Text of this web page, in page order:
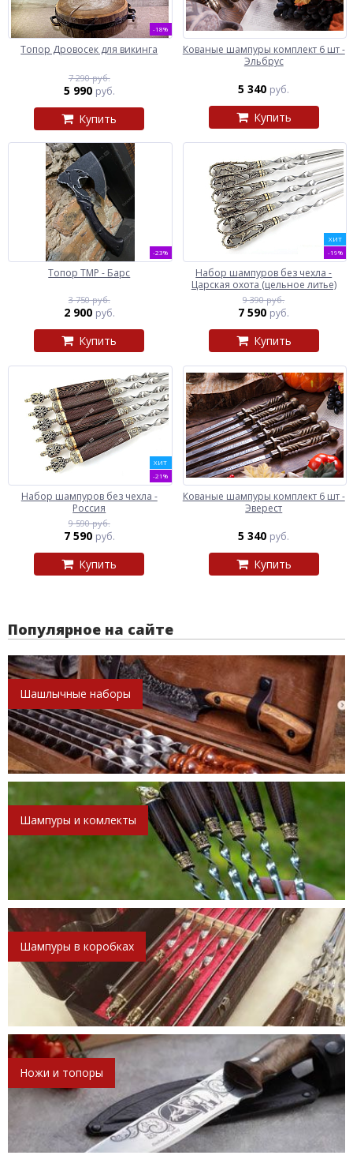
-18%
Топор Дровосек для викинга
7 290 руб.
5 990 руб.
Купить
Кованые шампуры комплект 6 шт -
Эльбрус
5 340 руб.
Купить
-23%
Топор ТМР - Барс
3 750 руб.
2 900 руб.
Купить
ХИТ
-19%
Набор шампуров без чехла -
Царская охота (цельное литье)
9 390 руб.
7 590 руб.
Купить
ХИТ
-21%
Набор шампуров без чехла -
Россия
9 590 руб.
7 590 руб.
Купить
Кованые шампуры комплект 6 шт -
Эверест
5 340 руб.
Купить
Популярное на сайте
Шашлычные наборы
Шампуры и комлекты
Шампуры в коробках
Ножи и топоры